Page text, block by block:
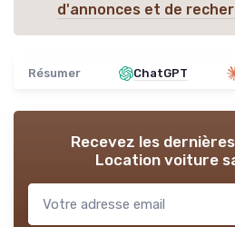
d'annonces et de
Résumer ChatGPT
Recevez les
Location voiture